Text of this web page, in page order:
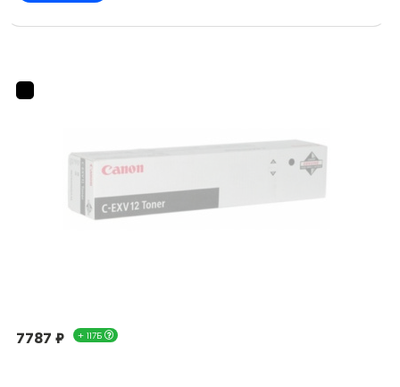
7787 ₽ + 117Б